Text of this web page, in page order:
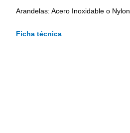
Arandelas: Acero Inoxidable o Nylon.
Ficha técnica